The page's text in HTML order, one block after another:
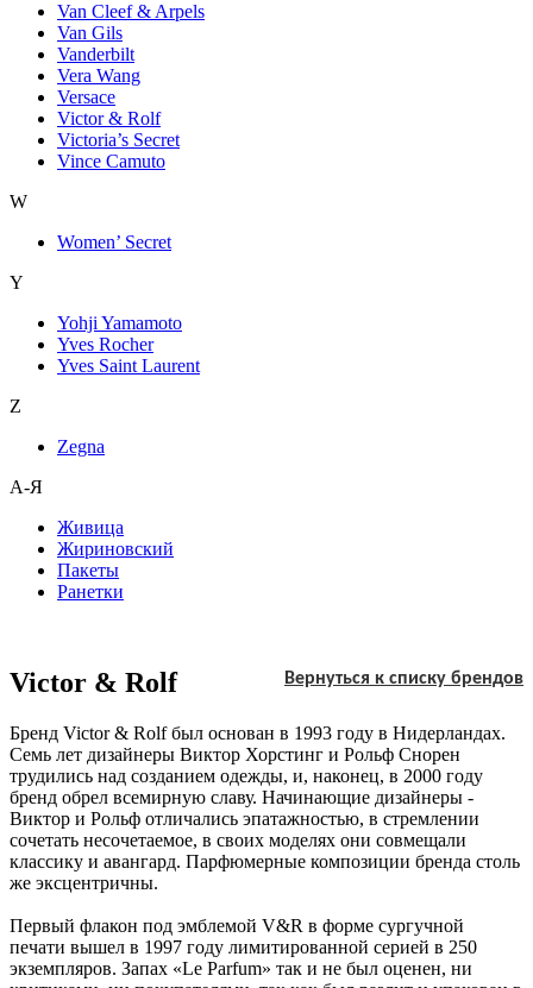
Van Cleef & Arpels
Van Gils
Vanderbilt
Vera Wang
Versace
Victor & Rolf
Victoria’s Secret
Vince Camuto
W
Women’ Secret
Y
Yohji Yamamoto
Yves Rocher
Yves Saint Laurent
Z
Zegna
А-Я
Живица
Жириновский
Пакеты
Ранетки
Victor & Rolf Вернуться к списку брендов
Бренд Victor & Rolf был основан в 1993 году в Нидерландах.
Семь лет дизайнеры Виктор Хорстинг и Рольф Снорен
трудились над созданием одежды, и, наконец, в 2000 году
бренд обрел всемирную славу. Начинающие дизайнеры -
Виктор и Рольф отличались эпатажностью, в стремлении
сочетать несочетаемое, в своих моделях они совмещали
классику и авангард. Парфюмерные композиции бренда столь
же эксцентричны.
Первый флакон под эмблемой V&R в форме сургучной
печати вышел в 1997 году лимитированной серией в 250
экземпляров. Запах «Le Parfum» так и не был оценен, ни